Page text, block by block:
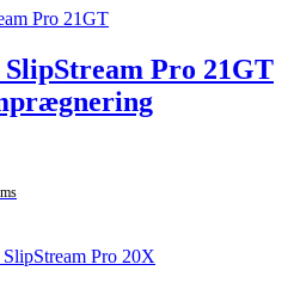
Pro 21GT